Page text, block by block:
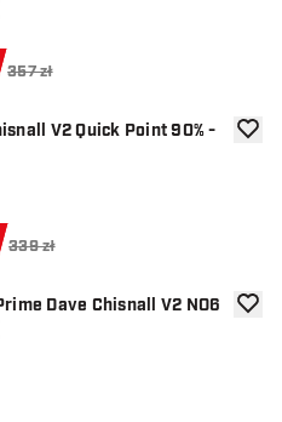
recenzji
357 zł
V2 Quick Point 90% -
recenzji
339 zł
Dave Chisnall V2 NO6
recenzji